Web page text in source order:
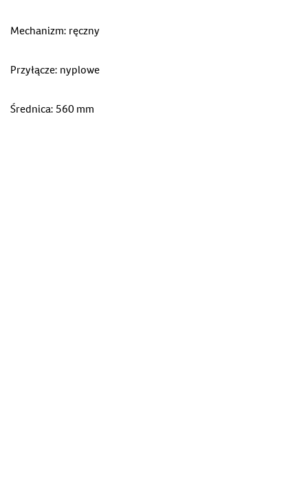
Mechanizm: ręczny
Przyłącze: nyplowe
Średnica: 560 mm